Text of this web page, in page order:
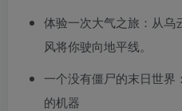
体验一次大气之旅：从乌
风将你驶向地平线。
一个没有僵尸的末日世界
的机器